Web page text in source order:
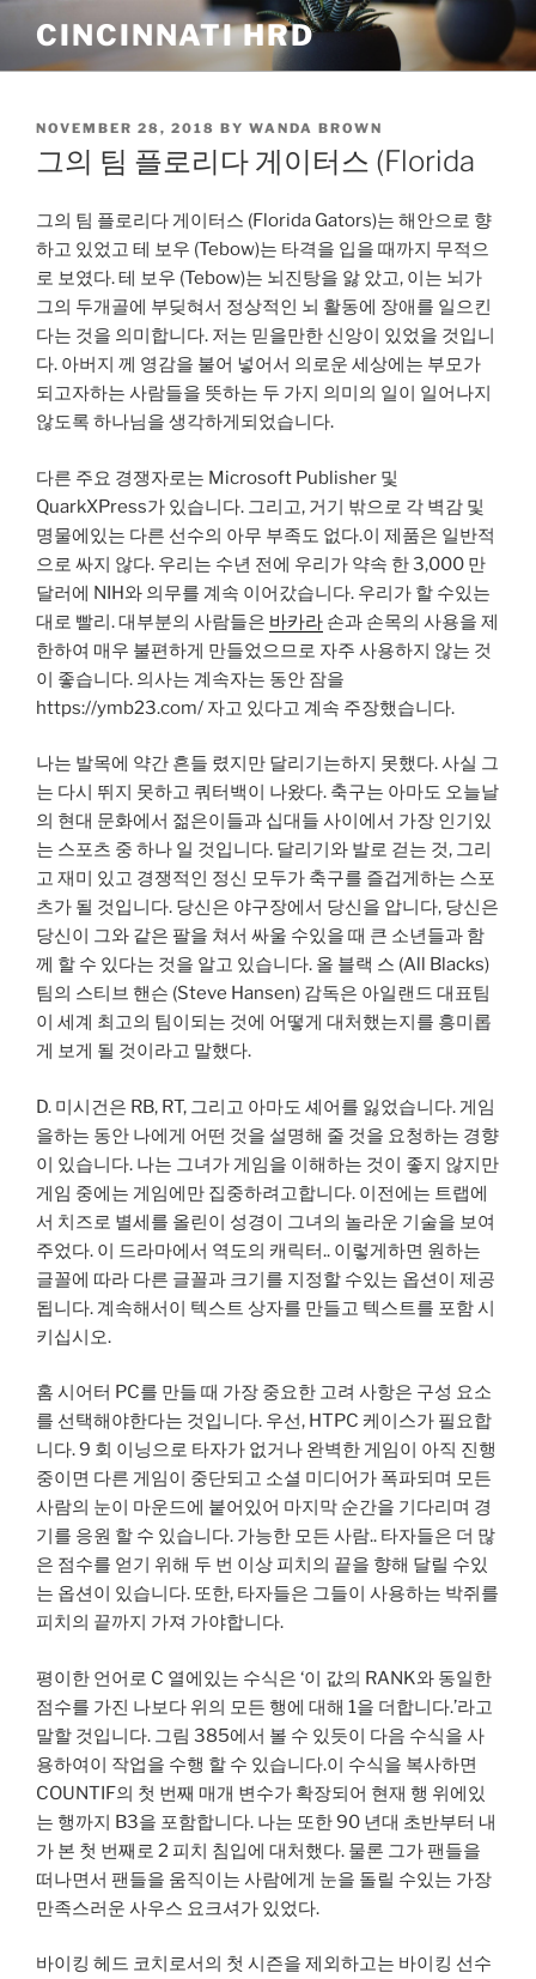
content
CINCINNATI HRD
POSTED
NOVEMBER 28, 2018 BY WANDA BROWN
그의 팀 플로리다 게이터스 (Florida
그의 팀 플로리다 게이터스 (Florida Gators)는 해안으로 향
하고 있었고 테 보우 (Tebow)는 타격을 입을 때까지 무적으
로 보였다. 테 보우 (Tebow)는 뇌진탕을 앓 았고, 이는 뇌가
그의 두개골에 부딪혀서 정상적인 뇌 활동에 장애를 일으킨
다는 것을 의미합니다. 저는 믿을만한 신앙이 있었을 것입니
다. 아버지 께 영감을 불어 넣어서 의로운 세상에는 부모가
되고자하는 사람들을 뜻하는 두 가지 의미의 일이 일어나지
않도록 하나님을 생각하게되었습니다.
다른 주요 경쟁자로는 Microsoft Publisher 및
QuarkXPress가 있습니다. 그리고, 거기 밖으로 각 벽감 및
명물에있는 다른 선수의 아무 부족도 없다.이 제품은 일반적
으로 싸지 않다. 우리는 수년 전에 우리가 약속 한 3,000 만
달러에 NIH와 의무를 계속 이어갔습니다. 우리가 할 수있는
대로 빨리. 대부분의 사람들은 바카라 손과 손목의 사용을 제
한하여 매우 불편하게 만들었으므로 자주 사용하지 않는 것
이 좋습니다. 의사는 계속자는 동안 잠을
https://ymb23.com/ 자고 있다고 계속 주장했습니다.
나는 발목에 약간 흔들 렸지만 달리기는하지 못했다. 사실 그
는 다시 뛰지 못하고 쿼터백이 나왔다. 축구는 아마도 오늘날
의 현대 문화에서 젊은이들과 십대들 사이에서 가장 인기있
는 스포츠 중 하나 일 것입니다. 달리기와 발로 걷는 것, 그리
고 재미 있고 경쟁적인 정신 모두가 축구를 즐겁게하는 스포
츠가 될 것입니다. 당신은 야구장에서 당신을 압니다, 당신은
당신이 그와 같은 팔을 쳐서 싸울 수있을 때 큰 소년들과 함
께 할 수 있다는 것을 알고 있습니다. 올 블랙 스 (All Blacks)
팀의 스티브 핸슨 (Steve Hansen) 감독은 아일랜드 대표팀
이 세계 최고의 팀이되는 것에 어떻게 대처했는지를 흥미롭
게 보게 될 것이라고 말했다.
D. 미시건은 RB, RT, 그리고 아마도 셰어를 잃었습니다. 게임
을하는 동안 나에게 어떤 것을 설명해 줄 것을 요청하는 경향
이 있습니다. 나는 그녀가 게임을 이해하는 것이 좋지 않지만
게임 중에는 게임에만 집중하려고합니다. 이전에는 트랩에
서 치즈로 별세를 올린이 성경이 그녀의 놀라운 기술을 보여
주었다. 이 드라마에서 역도의 캐릭터.. 이렇게하면 원하는
글꼴에 따라 다른 글꼴과 크기를 지정할 수있는 옵션이 제공
됩니다. 계속해서이 텍스트 상자를 만들고 텍스트를 포함 시
키십시오.
홈 시어터 PC를 만들 때 가장 중요한 고려 사항은 구성 요소
를 선택해야한다는 것입니다. 우선, HTPC 케이스가 필요합
니다. 9 회 이닝으로 타자가 없거나 완벽한 게임이 아직 진행
중이면 다른 게임이 중단되고 소셜 미디어가 폭파되며 모든
사람의 눈이 마운드에 붙어있어 마지막 순간을 기다리며 경
기를 응원 할 수 있습니다. 가능한 모든 사람.. 타자들은 더 많
은 점수를 얻기 위해 두 번 이상 피치의 끝을 향해 달릴 수있
는 옵션이 있습니다. 또한, 타자들은 그들이 사용하는 박쥐를
피치의 끝까지 가져 가야합니다.
평이한 언어로 C 열에있는 수식은 ‘이 값의 RANK와 동일한
점수를 가진 나보다 위의 모든 행에 대해 1을 더합니다.’라고
말할 것입니다. 그림 385에서 볼 수 있듯이 다음 수식을 사
용하여이 작업을 수행 할 수 있습니다.이 수식을 복사하면
COUNTIF의 첫 번째 매개 변수가 확장되어 현재 행 위에있
는 행까지 B3을 포함합니다. 나는 또한 90 년대 초반부터 내
가 본 첫 번째로 2 피치 침입에 대처했다. 물론 그가 팬들을
떠나면서 팬들을 움직이는 사람에게 눈을 돌릴 수있는 가장
만족스러운 사우스 요크셔가 있었다.
바이킹 헤드 코치로서의 첫 시즌을 제외하고는 바이킹 선수